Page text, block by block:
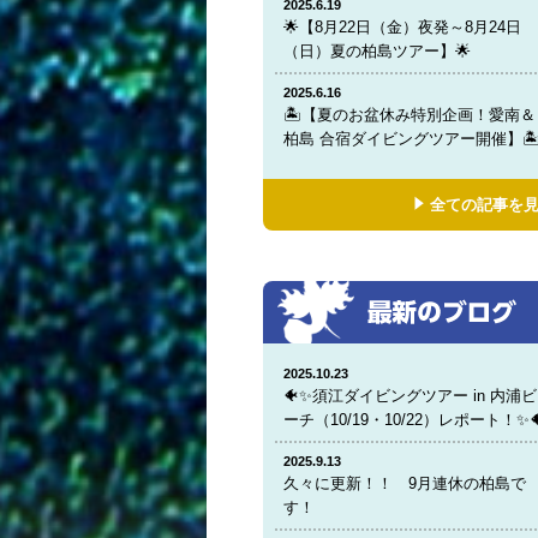
2025.6.19
🌟【8月22日（金）夜発～8月24日
（日）夏の柏島ツアー】🌟
2025.6.16
🏝️【夏のお盆休み特別企画！愛南＆
柏島 合宿ダイビングツアー開催】🏝️
全ての記事を
2025.10.23
🐠✨須江ダイビングツアー in 内浦ビ
ーチ（10/19・10/22）レポート！
2025.9.13
久々に更新！！ 9月連休の柏島で
す！